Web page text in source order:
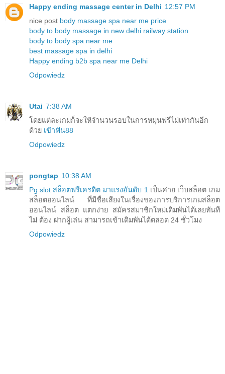
Happy ending massage center in Delhi 12:57 PM
nice post body massage spa near me price
body to body massage in new delhi railway station
body to body spa near me
best massage spa in delhi
Happy ending b2b spa near me Delhi
Odpowiedz
Utai 7:38 AM
โดยแต่ละเกมก็จะให้จำนวนรอบในการหมุนฟรีไม่เท่ากันอีก
ด้วย เข้าฟัน88
Odpowiedz
pongtap 10:38 AM
Pg slot สล็อตฟรีเครดิต มาแรงอันดับ 1 เป็นค่าย เว็บสล็อต เกม
สล็อตออนไลน์ ที่มีชื่อเสียงในเรื่องของการบริการเกมสล็อต
ออนไลน์ สล็อต แตกง่าย สมัครสมาชิกใหม่เดิมพันได้เลยทันที
ไม่ ต้อง ฝากผู้เล่น สามารถเข้าเดิมพันได้ตลอด 24 ชั่วโมง
Odpowiedz